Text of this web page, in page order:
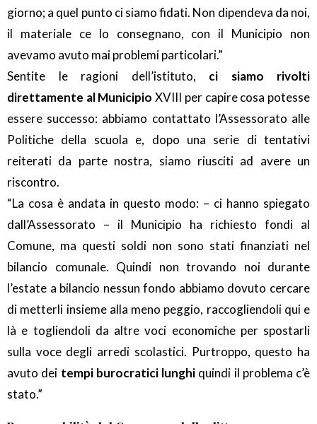
giorno; a quel punto ci siamo fidati. Non dipendeva da noi,
il materiale ce lo consegnano, con il Municipio non
avevamo avuto mai problemi particolari.”
Sentite le ragioni dell’istituto, ci siamo rivolti
direttamente al Municipio XVIII per capire cosa potesse
essere successo: abbiamo contattato l’Assessorato alle
Politiche della scuola e, dopo una serie di tentativi
reiterati da parte nostra, siamo riusciti ad avere un
riscontro.
“La cosa è andata in questo modo: – ci hanno spiegato
dall’Assessorato – il Municipio ha richiesto fondi al
Comune, ma questi soldi non sono stati finanziati nel
bilancio comunale. Quindi non trovando noi durante
l’estate a bilancio nessun fondo abbiamo dovuto cercare
di metterli insieme alla meno peggio, raccogliendoli qui e
là e togliendoli da altre voci economiche per spostarli
sulla voce degli arredi scolastici. Purtroppo, questo ha
avuto dei tempi burocratici lunghi quindi il problema c’è
stato.”